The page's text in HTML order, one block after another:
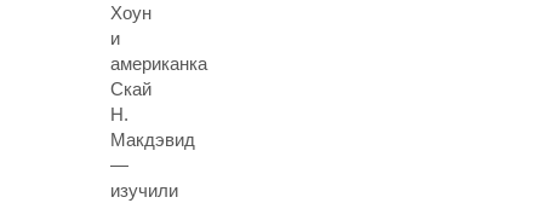
Хоун
и
американка
Скай
Н.
Макдэвид
—
изучили